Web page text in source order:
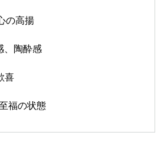
の高揚
、陶酔感
喜
福の状態